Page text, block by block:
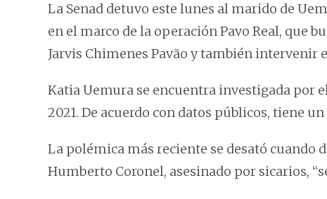
La Senad detuvo este lunes al marido de
en el marco de la operación Pavo Real, que
Jarvis Chimenes Pavão y también
Katia Uemura se encuentra investigada por
2021. De acuerdo con datos públicos, tiene
La polémica más reciente se desató cuando
Humberto Coronel, asesinado por sicarios,